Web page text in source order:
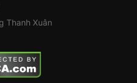
Thanh Xuân